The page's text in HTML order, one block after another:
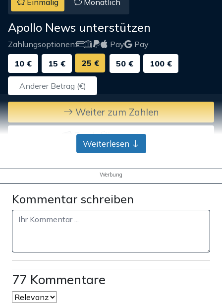
Einmalig Monatlich
Apollo News unterstützen
Zahlungsoptionen: Pay
Pay
10 €
15 € 25 € 50 € 100 €
Weiter zum Zahlen
Bank-Überweisung
Weiterlesen
Werbung
Kommentar schreiben
77 Kommentare